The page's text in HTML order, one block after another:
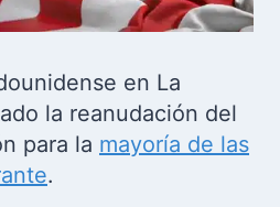
en La
la reanudación del
para la mayoría de las
.